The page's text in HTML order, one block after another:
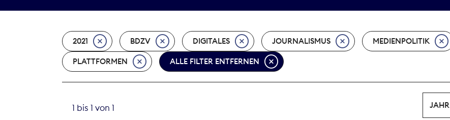
2021 BDZV DIGITALES JOURNALISMUS MEDIENPOLITIK
PLATTFORMEN ALLE FILTER ENTFERNEN
1 bis 1 von 1 JAHR